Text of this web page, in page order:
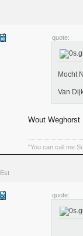
quote:
Mocht
Van
Wout Weghorst
"You can call me
quote: